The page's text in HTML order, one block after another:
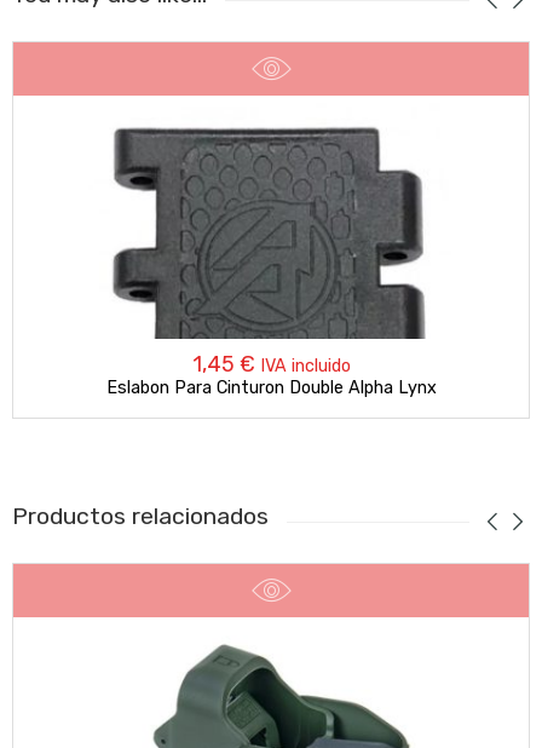
1,45 € IVA incluido
Eslabon Para Cinturon Double Alpha Lynx
Productos relacionados